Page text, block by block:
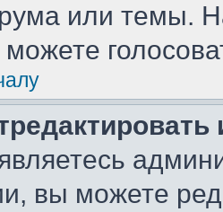
или темы.
вы можете